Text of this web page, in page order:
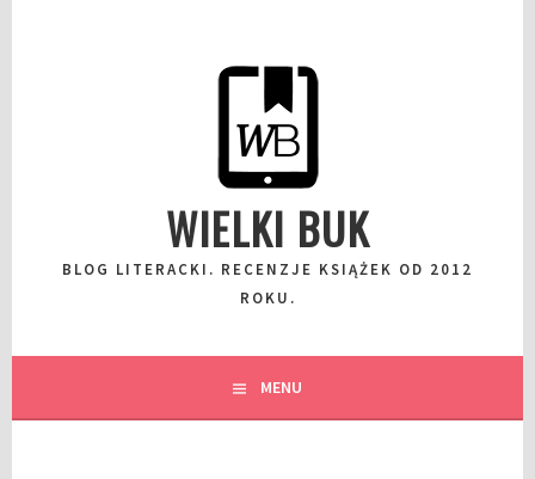
WIELKI BUK
BLOG LITERACKI. RECENZJE KSIĄŻEK OD 2012
ROKU.
MENU